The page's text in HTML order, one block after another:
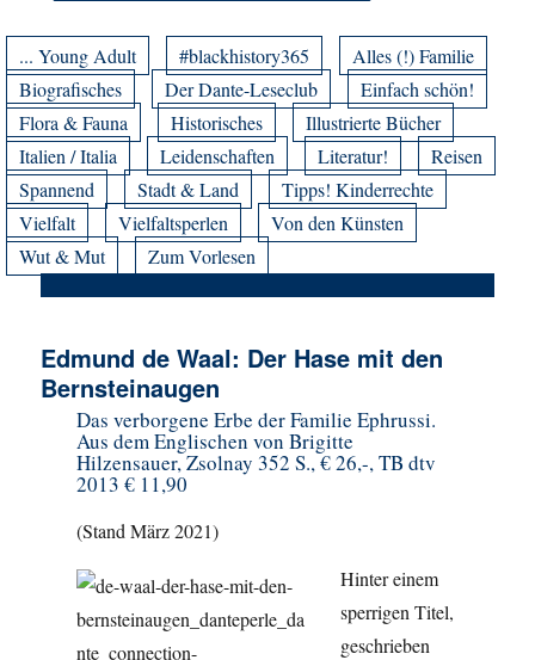
... Young Adult #blackhistory365
Alles (!) Familie
Biografisches
Der Dante-Leseclub
Einfach schön!
Flora & Fauna
Historisches
Illustrierte Bücher
Italien / Italia
Leidenschaften Literatur!
Reisen
Spannend
Stadt & Land
Tipps! Kinderrechte
Vielfalt
Vielfaltsperlen
Von den Künsten
Wut & Mut
Zum Vorlesen
Edmund de Waal: Der Hase mit den
Bernsteinaugen
Das verborgene Erbe der Familie Ephrussi.
Aus dem Englischen von Brigitte
Hilzensauer, Zsolnay 352 S., € 26,-, TB dtv
2013 € 11,90
(Stand März 2021)
Hinter einem
sperrigen Titel,
geschrieben